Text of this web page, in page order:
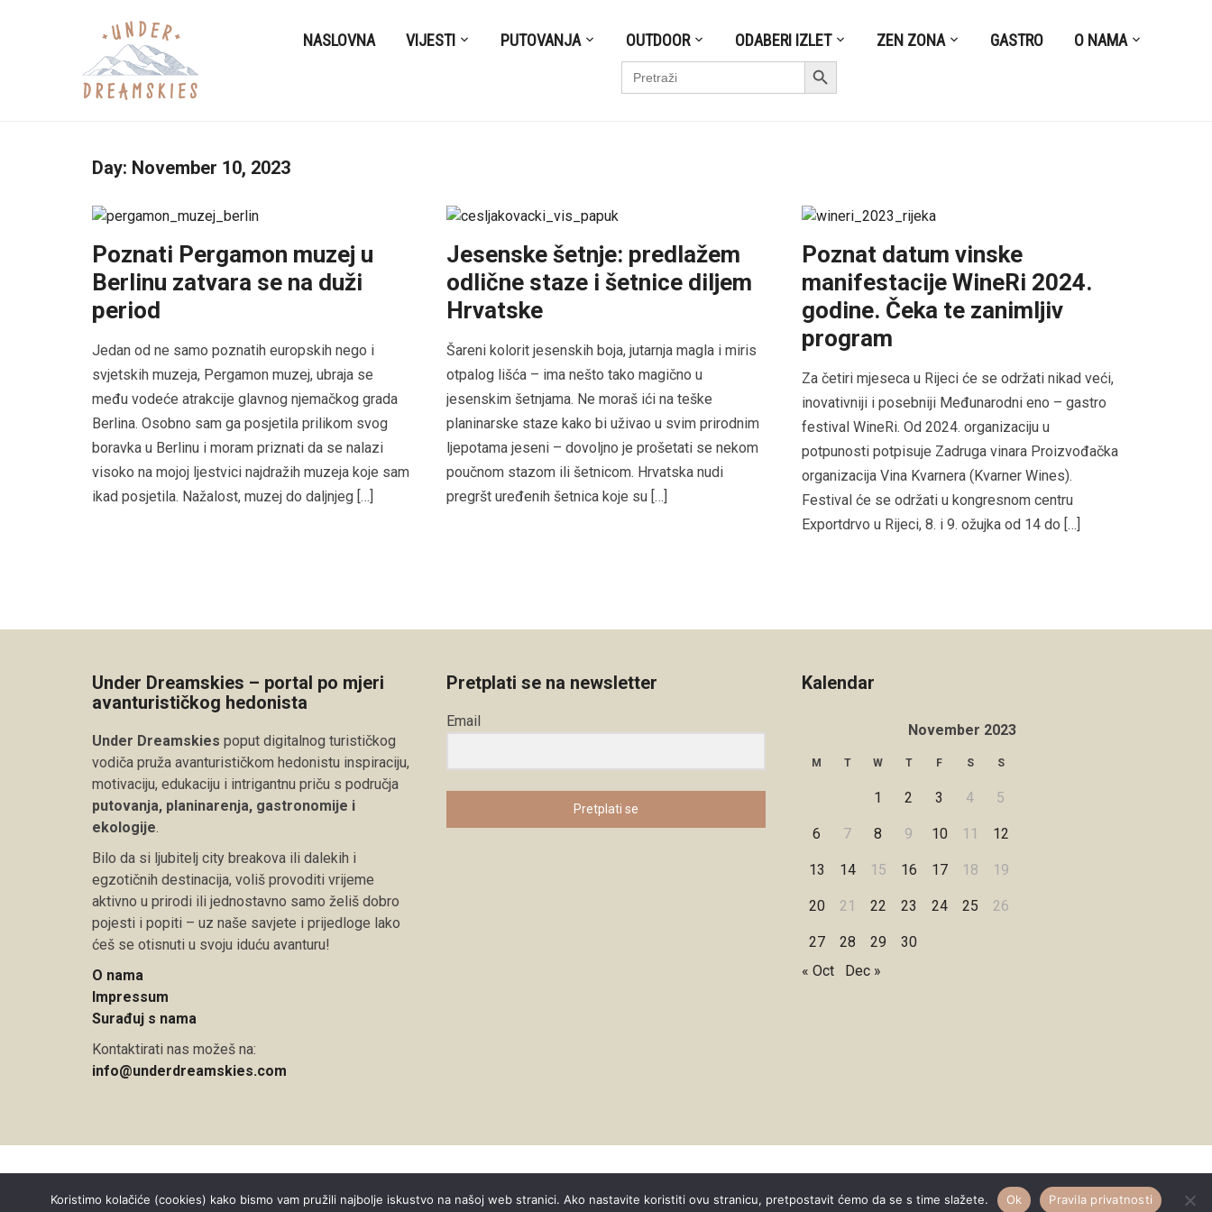
NASLOVNA VIJESTI PUTOVANJA OUTDOOR ODABERI IZLET ZEN ZONA GASTRO O NAMA
Search
for:
Search Button
Day: November 10, 2023
Poznati Pergamon muzej u
Berlinu zatvara se na duži
period
Jedan od ne samo poznatih europskih nego i
svjetskih muzeja, Pergamon muzej, ubraja se
među vodeće atrakcije glavnog njemačkog grada
Berlina. Osobno sam ga posjetila prilikom svog
boravka u Berlinu i moram priznati da se nalazi
visoko na mojoj ljestvici najdražih muzeja koje sam
ikad posjetila. Nažalost, muzej do daljnjeg […]
Jesenske šetnje: predlažem
odlične staze i šetnice diljem
Hrvatske
Šareni kolorit jesenskih boja, jutarnja magla i miris
otpalog lišća – ima nešto tako magično u
jesenskim šetnjama. Ne moraš ići na teške
planinarske staze kako bi uživao u svim prirodnim
ljepotama jeseni – dovoljno je prošetati se nekom
poučnom stazom ili šetnicom. Hrvatska nudi
pregršt uređenih šetnica koje su […]
Poznat datum vinske
manifestacije WineRi 2024.
godine. Čeka te zanimljiv
program
Za četiri mjeseca u Rijeci će se održati nikad veći,
inovativniji i posebniji Međunarodni eno – gastro
festival WineRi. Od 2024. organizaciju u
potpunosti potpisuje Zadruga vinara Proizvođačka
organizacija Vina Kvarnera (Kvarner Wines).
Festival će se održati u kongresnom centru
Exportdrvo u Rijeci, 8. i 9. ožujka od 14 do […]
Under Dreamskies – portal po mjeri
avanturističkog hedonista
Under Dreamskies poput digitalnog turističkog
vodiča pruža avanturističkom hedonistu inspiraciju,
motivaciju, edukaciju i intrigantnu priču s područja
putovanja, planinarenja, gastronomije i
ekologije.
Bilo da si ljubitelj city breakova ili dalekih i
egzotičnih destinacija, voliš provoditi vrijeme
aktivno u prirodi ili jednostavno samo želiš dobro
pojesti i popiti – uz naše savjete i prijedloge lako
ćeš se otisnuti u svoju iduću avanturu!
O nama
Impressum
Surađuj s nama
Kontaktirati nas možeš na:
info@underdreamskies.com
Pretplati se na newsletter
Email
Pretplati se
Kalendar
November 2023
M T W T F S S
1 2 3 4 5
6 7 8 9 10 11 12
13 14 15 16 17 18 19
20 21 22 23 24 25 26
27 28 29
30
« Oct
Dec »
Koristimo kolačiće (cookies) kako bismo vam pružili najbolje iskustvo na našoj web stranici. Ako nastavite koristiti ovu stranicu, pretpostavit ćemo da se s time slažete.
Ok Pravila privatnosti